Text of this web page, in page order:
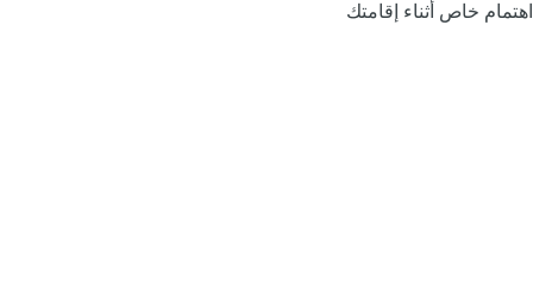
اهتمام خاص أثناء إقامتك